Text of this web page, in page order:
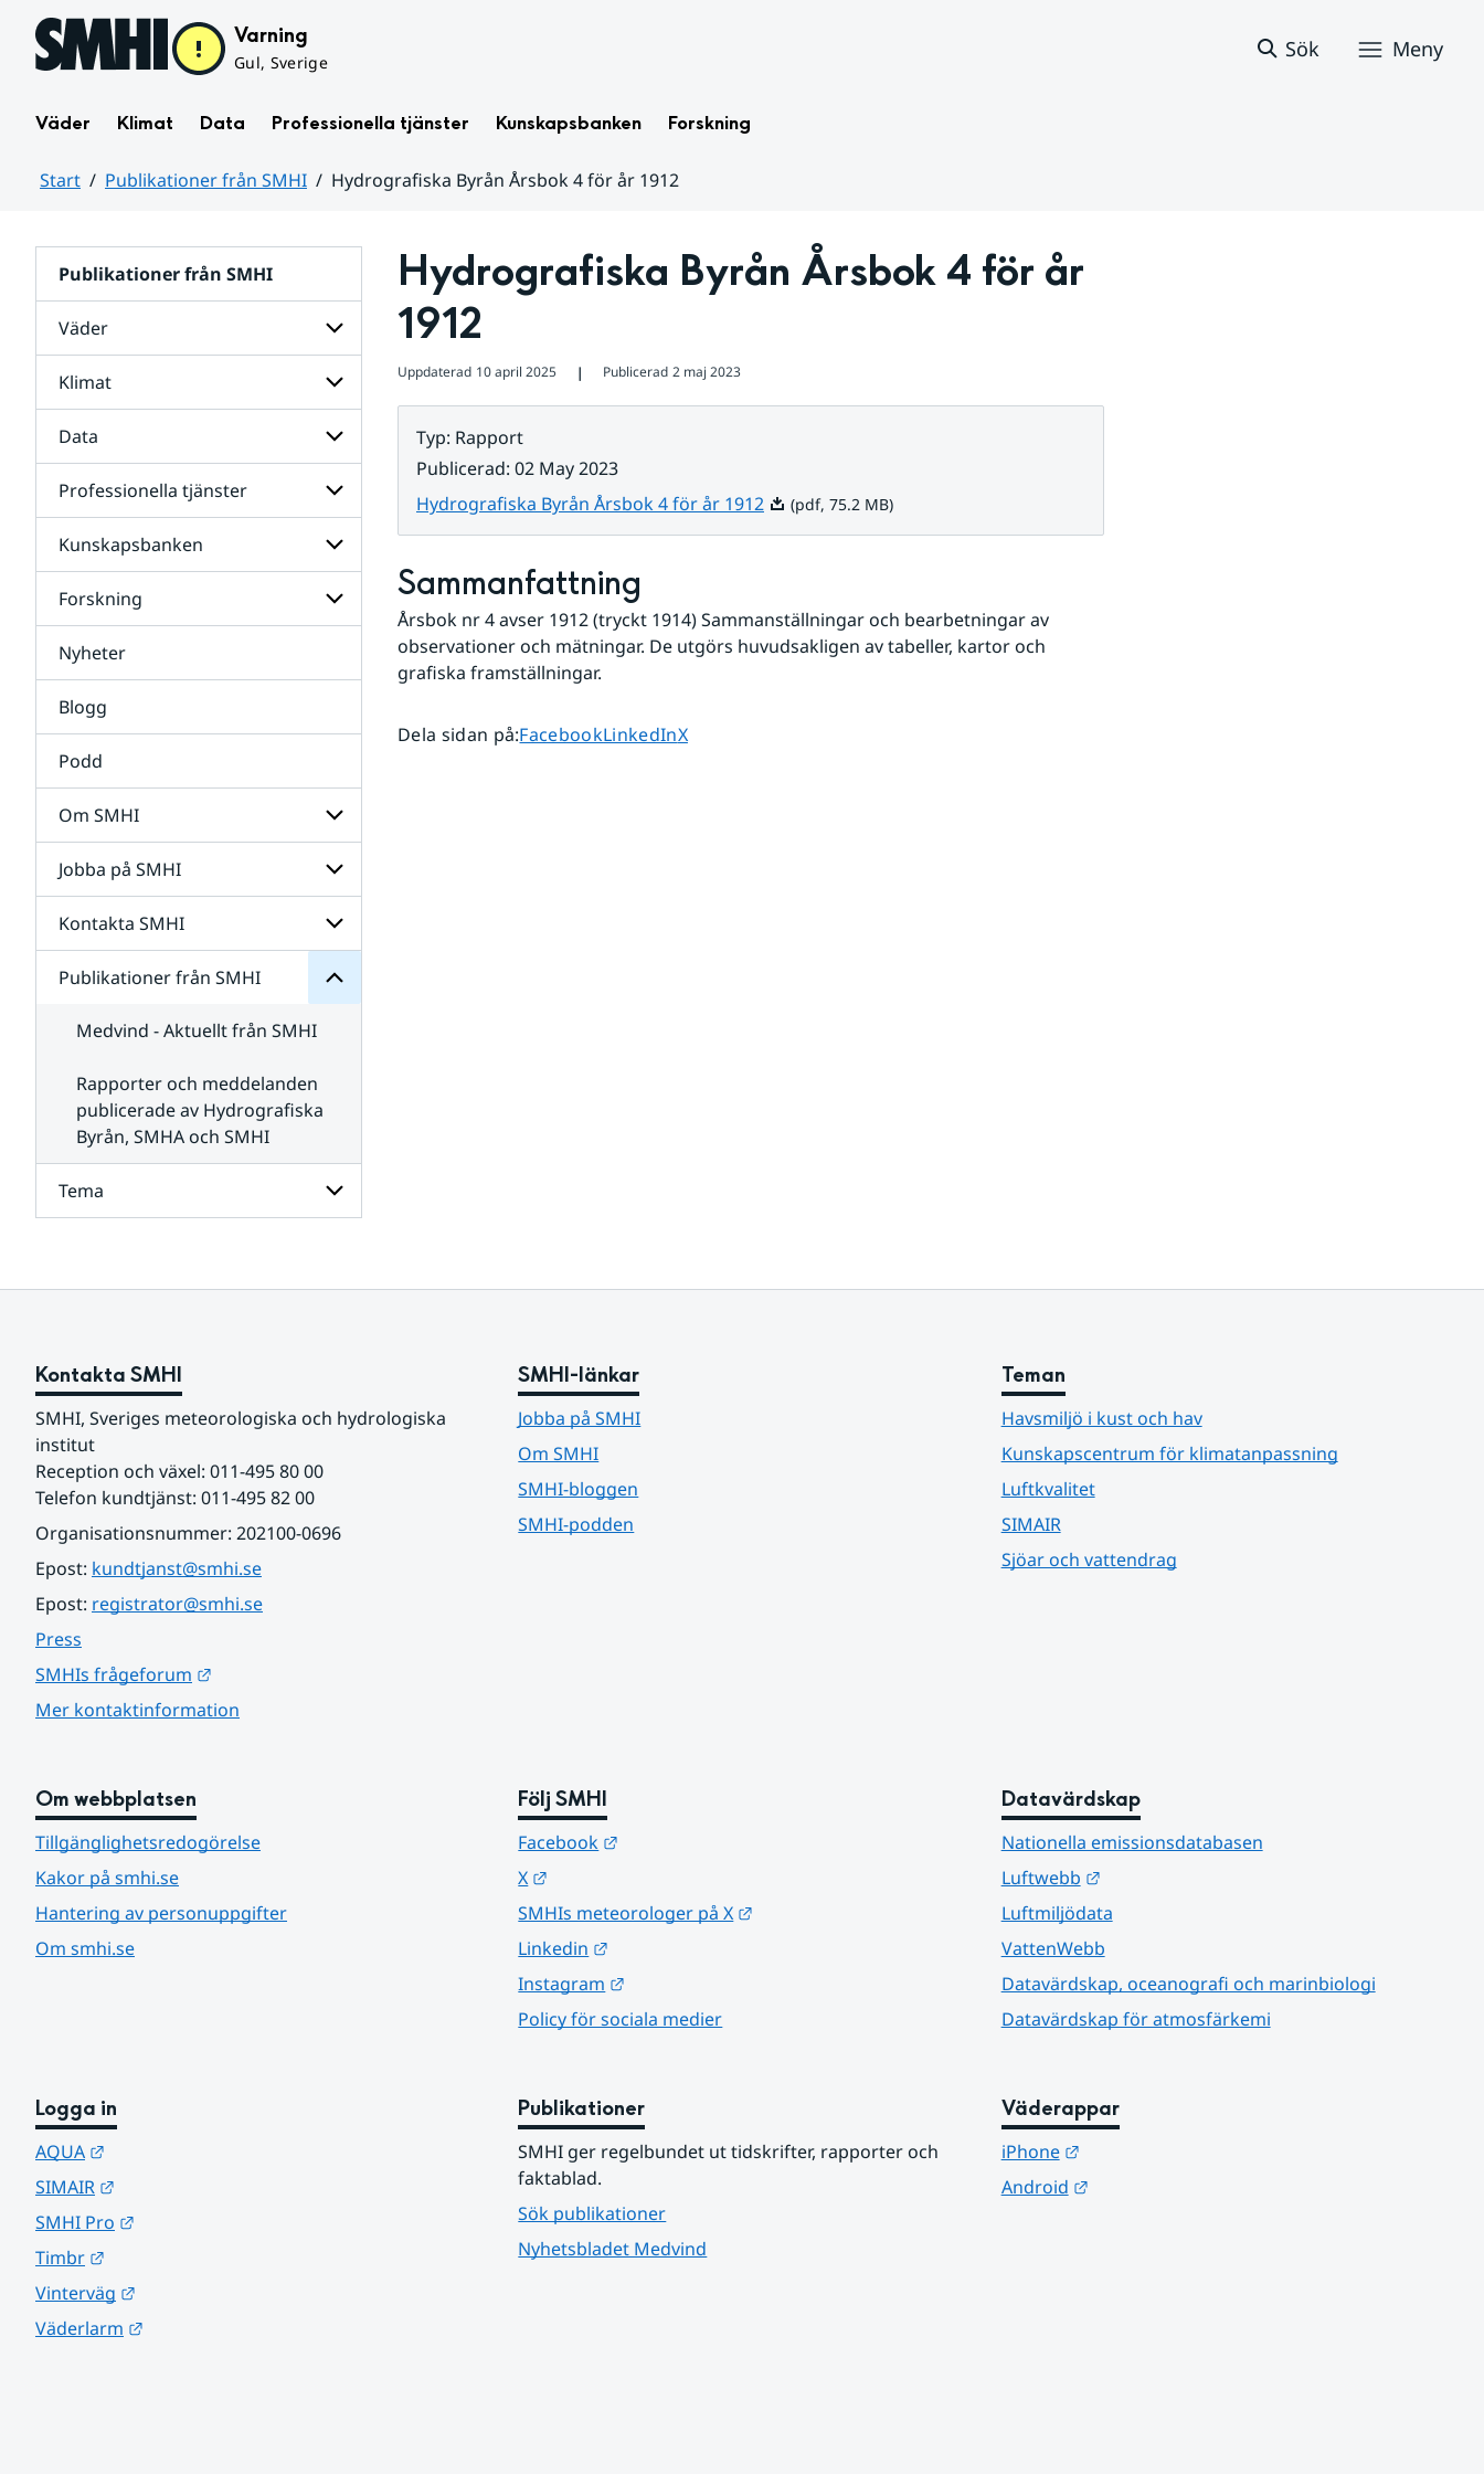
Hoppa till sidans innehåll Varning
Gul, Sverige
Sök Meny
Väder Klimat Data Professionella tjänster Kunskapsbanken Forskning
Start Publikationer från SMHI
Hydrografiska Byrån Årsbok 4 för år 1912
Publikationer från SMHI
Väder
Undersidor
för
Väder
Klimat
Undersidor
för
Klimat
Data
Undersidor
för
Data
Professionella tjänster
Undersidor
för
Professionella
tjänster
Kunskapsbanken
Undersidor
för
Kunskapsbanken
Forskning
Undersidor
för
Nyheter
Blogg
Podd
Om SMHI
Undersidor
för
Om
SMHI
Jobba på SMHI
Undersidor
för
Jobba
på
Kontakta SMHI
Undersidor
Kontakta
SMHI
Publikationer från SMHI
Undersidor
för
Publikationer
från
SMHI
Medvind - Aktuellt från SMHI
Rapporter och meddelanden
publicerade av Hydrografiska
Byrån, SMHA och SMHI
Tema
Tema
Hydrografiska Byrån Årsbok 4 för år
1912
Uppdaterad 10 april 2025 ❘ Publicerad 2 maj 2023
Typ: Rapport
Publicerad: 02 May 2023
Hydrografiska Byrån Årsbok 4 för år 1912Pdf, 75.2 MB.
(pdf, 75.2 MB)
Sammanfattning
Årsbok nr 4 avser 1912 (tryckt 1914) Sammanställningar och bearbetningar av
observationer och mätningar. De utgörs huvudsakligen av tabeller, kartor och
grafiska framställningar.
Dela sidan på:Dela sidan på
FacebookDela sidan på
LinkedInDela sidan på
X
Kontakta SMHI
SMHI, Sveriges meteorologiska och hydrologiska
institut
Reception och växel: 011-495 80 00
Telefon kundtjänst: 011-495 82 00
Organisationsnummer: 202100-0696
Epost: kundtjanst@smhi.se
Epost: registrator@smhi.se
Press
SMHIs frågeforum
Mer kontaktinformation
SMHI-länkar
Jobba på SMHI
Om SMHI
SMHI-bloggen
SMHI-podden
Teman
Havsmiljö i kust och hav
Kunskapscentrum för klimatanpassning
Luftkvalitet
SIMAIR
Sjöar och vattendrag
Om webbplatsen
Tillgänglighetsredogörelse
Kakor på smhi.se
Hantering av personuppgifter
Om smhi.se
Följ SMHI
Facebook
X
SMHIs meteorologer på X
Linkedin
Instagram
Policy för sociala medier
Datavärdskap
Nationella emissionsdatabasen
Luftwebb
Länk till annan webbplats.
Luftmiljödata
VattenWebb
Datavärdskap, oceanografi och marinbiologi
Datavärdskap för atmosfärkemi
Logga in
AQUA
SIMAIR
SMHI Pro
Timbr
Vinterväg
Väderlarm
Publikationer
SMHI ger regelbundet ut tidskrifter, rapporter och
faktablad.
Sök publikationer
Nyhetsbladet Medvind
Väderappar
iPhone
Länk till annan webbplats.
Android
Länk till annan webbplats.